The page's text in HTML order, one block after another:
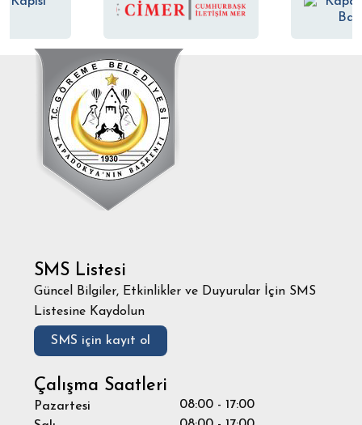
SMS Listesi
Güncel Bilgiler, Etkinlikler ve Duyurular İçin SMS
Listesine Kaydolun
SMS için kayıt ol
Çalışma Saatleri
Pazartesi
08:00 - 17:00